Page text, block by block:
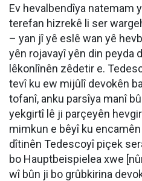
Ev hevalbendîya natemam
terefan hizrekê li ser
– yan jî yê eslê wan yê
yên rojavayî yên din peyda
lêkonlînên zêdetir e.
tevî ku ew mijûlî devokên
tofanî, anku parsîya manî
yekgirtî lê ji parçeyên
mimkun e bêyî ku
dîtinên Tedescoyî piçek
bo Hauptbeispielea xwe
wî bûn ji bo grûbkirina